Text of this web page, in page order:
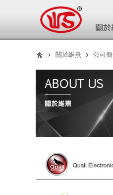
關於維熹 公司